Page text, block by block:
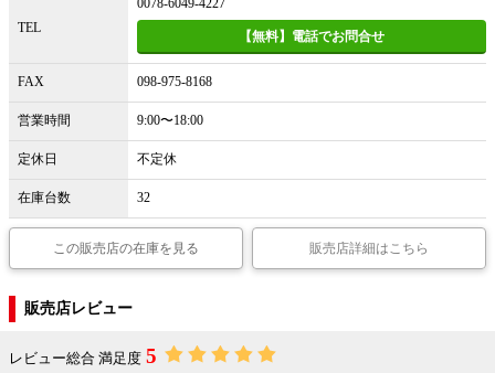
TEL
0078-6049-4227
【無料】電話でお問合せ
FAX 098-975-8168
営業時間 9:00〜18:00
定休日 不定休
在庫台数 32
この販売店の在庫を見る 販売店詳細はこちら
販売店レビュー
レビュー総合 満足度 5